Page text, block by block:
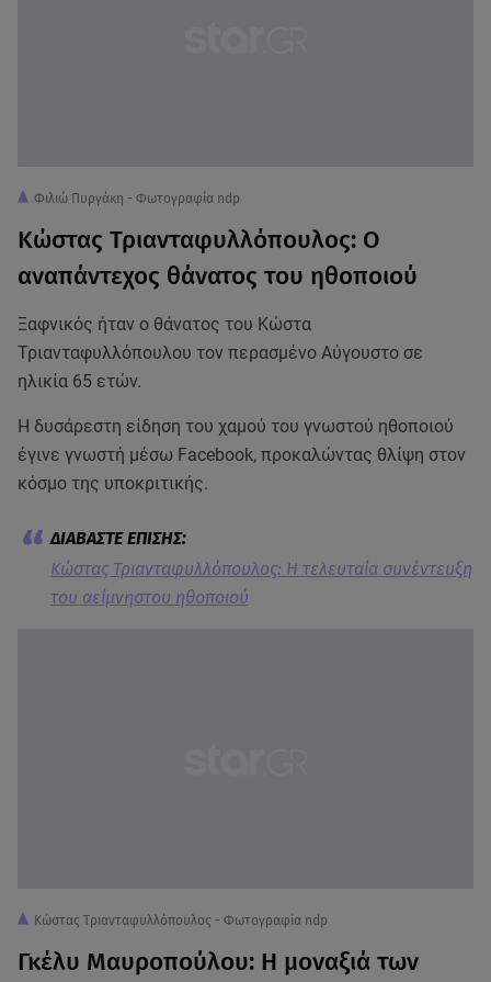
Φιλιώ Πυργάκη - Φωτογραφία ndp
Κώστας Τριανταφυλλόπουλος: Ο
αναπάντεχος θάνατος του ηθοποιού
Ξαφνικός ήταν ο θάνατος του Κώστα
Τριανταφυλλόπουλου τον περασμένο Αύγουστο σε
ηλικία 65 ετών.
Η δυσάρεστη είδηση του χαμού του γνωστού ηθοποιού
έγινε γνωστή μέσω Facebook, προκαλώντας θλίψη στον
κόσμο της υποκριτικής.
Κώστας Τριανταφυλλόπουλος: Η τελευταία συνέντευξη
του αείμνηστου ηθοποιού
Κώστας Τριανταφυλλόπουλος - Φωτογραφία ndp
Γκέλυ Μαυροπούλου: Η μοναξιά των